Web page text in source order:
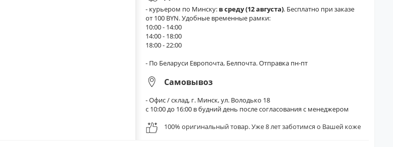
- курьером по Минску: в среду (12 августа). Бесплатно при заказе
от 100 BYN. Удобные временные рамки:
10:00 - 14:00
14:00 - 18:00
18:00 - 22:00
- По Беларуси Европочта, Белпочта. Отправка пн-пт
Самовывоз
- Офис / склад, г. Минск, ул. Володько 18
с 10:00 до 16:00 в будний день после согласования с менеджером
100% оригинальный товар. Уже 8 лет заботимся о Вашей коже